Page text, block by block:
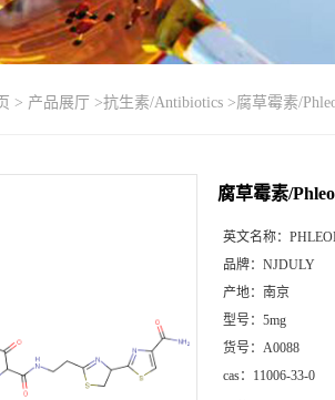
> 产品展厅 >抗生素/Antibiotics >腐草霉素/
腐草霉素/
英文名称：
品牌： NJDULY
产地： 南京
型号： 5mg
货号： A0088
cas： 11006-33-0